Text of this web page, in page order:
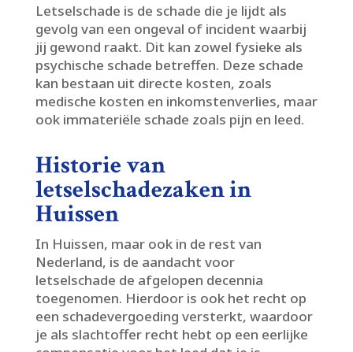
Letselschade is de schade die je lijdt als
gevolg van een ongeval of incident waarbij
jij gewond raakt.​ Dit kan zowel fysieke als
psychische schade betreffen.​ Deze schade
kan bestaan uit directe kosten, zoals
medische kosten en inkomstenverlies, maar
ook immateriële schade zoals pijn en leed.​
Historie van
letselschadezaken in
Huissen
In Huissen, maar ook in de rest van
Nederland, is de aandacht voor
letselschade de afgelopen decennia
toegenomen.​ Hierdoor is ook het recht op
een schadevergoeding versterkt, waardoor
je als slachtoffer recht hebt op een eerlijke